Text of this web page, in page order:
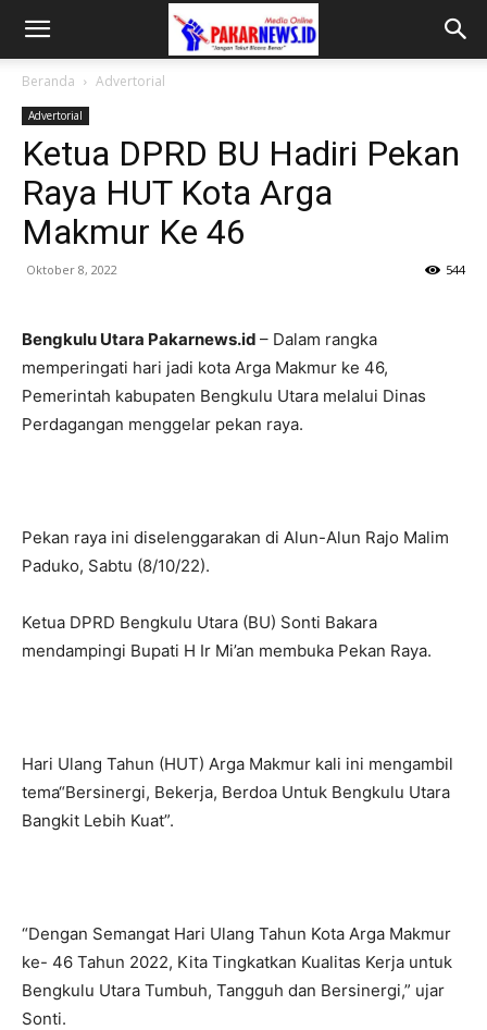
Beranda Advertorial
Advertorial
Ketua DPRD BU Hadiri Pekan
Raya HUT Kota Arga
Makmur Ke 46
Oktober 8, 2022 544
Bengkulu Utara Pakarnews.id – Dalam rangka
memperingati hari jadi kota Arga Makmur ke 46,
Pemerintah kabupaten Bengkulu Utara melalui Dinas
Perdagangan menggelar pekan raya.
Pekan raya ini diselenggarakan di Alun-Alun Rajo Malim
Paduko, Sabtu (8/10/22).
Ketua DPRD Bengkulu Utara (BU) Sonti Bakara
mendampingi Bupati H Ir Mi’an membuka Pekan Raya.
Hari Ulang Tahun (HUT) Arga Makmur kali ini mengambil
tema“Bersinergi, Bekerja, Berdoa Untuk Bengkulu Utara
Bangkit Lebih Kuat”.
“Dengan Semangat Hari Ulang Tahun Kota Arga Makmur
ke- 46 Tahun 2022, Kita Tingkatkan Kualitas Kerja untuk
Bengkulu Utara Tumbuh, Tangguh dan Bersinergi,” ujar
Sonti.